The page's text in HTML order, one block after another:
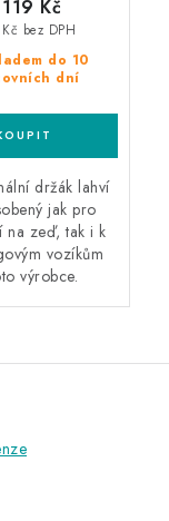
do 10
dní
bez DPH
Kč
držák lahví
jak pro
na zeď, tak i k
vozíkům
výrobce.